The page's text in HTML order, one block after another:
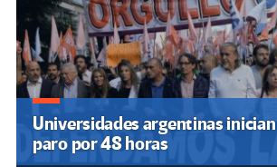
Universidades argentinas inician
paro por 48 horas